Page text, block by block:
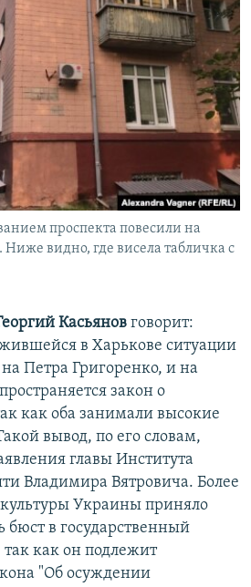
проспекта повесили на
Ниже видно, где висела табличка с
Касьянов говорит:
в Харькове ситуации
Петра Григоренко, и на
закон о
как оба занимали высокие
вывод, по его словам,
главы Института
Владимира Вятровича. Более
культуры Украины приняло
в государственный
как он подлежит
"Об осуждении